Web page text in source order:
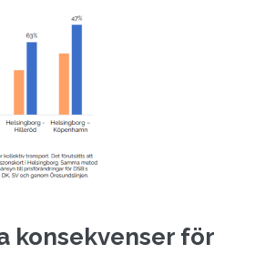
konsekvenser för